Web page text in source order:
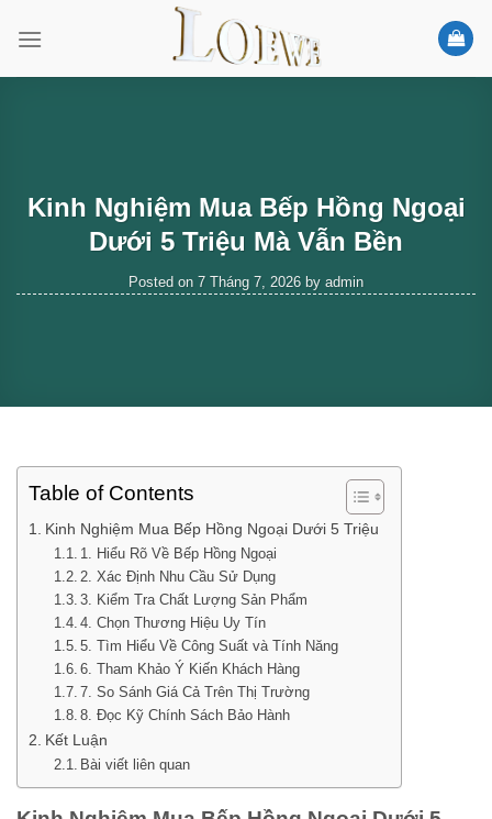
Kinh Nghiệm Mua Bếp Hồng Ngoại
Dưới 5 Triệu Mà Vẫn Bền
Posted on 7 Tháng 7, 2026 by admin
Table of Contents
Kinh Nghiệm Mua Bếp Hồng Ngoại Dưới 5 Triệu
1. Hiểu Rõ Về Bếp Hồng Ngoại
2. Xác Định Nhu Cầu Sử Dụng
3. Kiểm Tra Chất Lượng Sản Phẩm
4. Chọn Thương Hiệu Uy Tín
5. Tìm Hiểu Về Công Suất và Tính Năng
6. Tham Khảo Ý Kiến Khách Hàng
7. So Sánh Giá Cả Trên Thị Trường
8. Đọc Kỹ Chính Sách Bảo Hành
Kết Luận
Bài viết liên quan